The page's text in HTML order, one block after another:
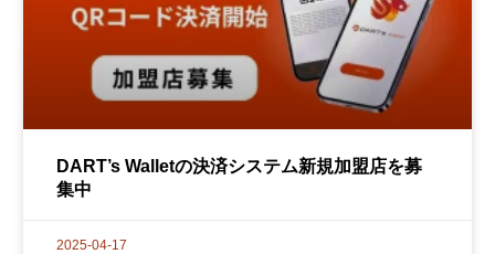
DART’s Walletの決済システム新規加盟店を募
集中
2025-04-17